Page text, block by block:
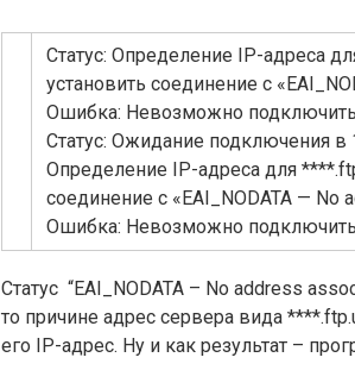
Статус: Определение IP-адреса
установить соединение с
Ошибка: Невозможно
Статус: Ожидание подключения в
Определение IP-адреса для
соединение с «EAI_NODATA — No
Ошибка: Невозможно
Статус “EAI_NODATA – No address
то причине адрес сервера вида
его IP-адрес. Ну и как результат –